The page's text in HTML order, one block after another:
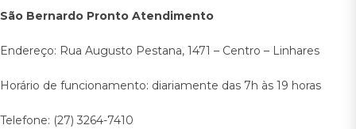
São Bernardo Pronto Atendimento
Endereço: Rua Augusto Pestana, 1471 – Centro – Linhares
Horário de funcionamento: diariamente das 7h às 19 horas
Telefone: (27) 3264-7410